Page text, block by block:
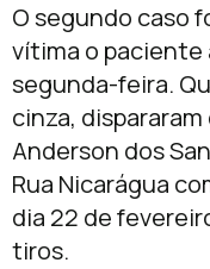
O segundo caso
vítima o paciente
segunda-feira.
cinza,
Anderson dos
Rua Nicarágua
dia 22 de
tiros.